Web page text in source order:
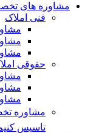
مشاوره های
فنی املاک
حقوقی
مشاوره
تاسیس